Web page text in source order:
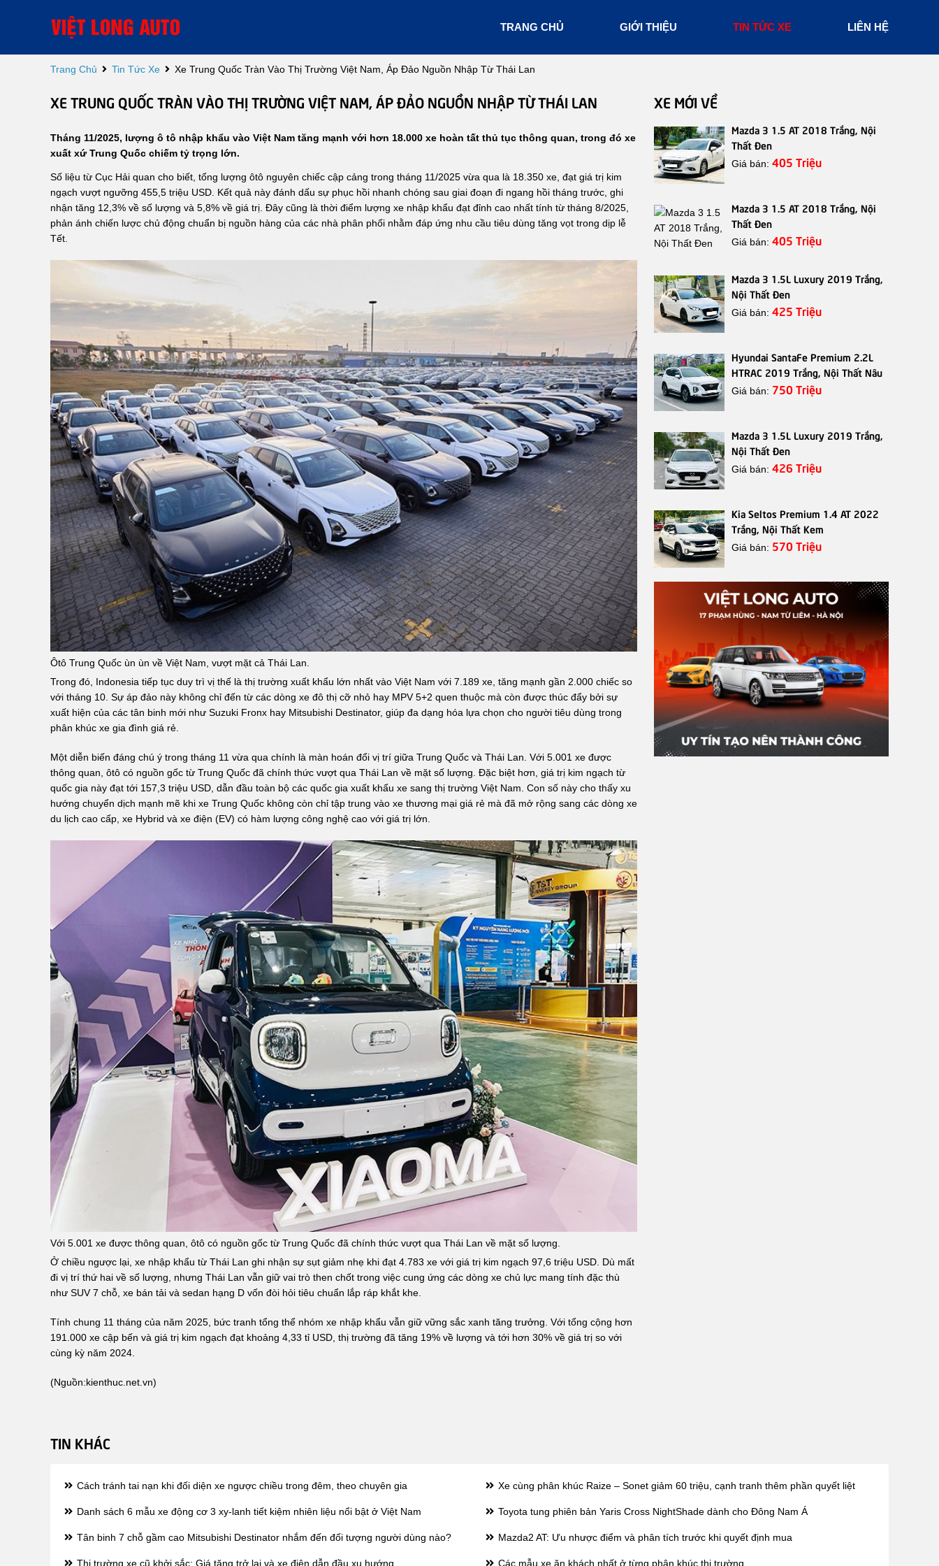
TRANG CHỦ GIỚI THIỆU TIN TỨC XE LIÊN HỆ
Trang Chủ Tin Tức Xe Xe Trung Quốc Tràn Vào Thị Trường Việt Nam, Áp Đảo Nguồn Nhập Từ Thái Lan
XE TRUNG QUỐC TRÀN VÀO THỊ TRƯỜNG VIỆT NAM, ÁP ĐẢO NGUỒN NHẬP TỪ THÁI LAN
Tháng 11/2025, lượng ô tô nhập khẩu vào Việt Nam tăng mạnh với hơn 18.000 xe hoàn tất thủ tục thông quan, trong đó xe
xuất xứ Trung Quốc chiếm tỷ trọng lớn.
Số liệu từ Cục Hải quan cho biết, tổng lượng ôtô nguyên chiếc cập cảng trong tháng 11/2025 vừa qua là 18.350 xe, đạt giá trị kim
ngạch vượt ngưỡng 455,5 triệu USD. Kết quả này đánh dấu sự phục hồi nhanh chóng sau giai đoạn đi ngang hồi tháng trước, ghi
nhận tăng 12,3% về số lượng và 5,8% về giá trị. Đây cũng là thời điểm lượng xe nhập khẩu đạt đỉnh cao nhất tính từ tháng 8/2025,
phản ánh chiến lược chủ động chuẩn bị nguồn hàng của các nhà phân phối nhằm đáp ứng nhu cầu tiêu dùng tăng vọt trong dịp lễ
Tết.
Ôtô Trung Quốc ùn ùn về Việt Nam, vượt mặt cả Thái Lan.
Trong đó, Indonesia tiếp tục duy trì vị thế là thị trường xuất khẩu lớn nhất vào Việt Nam với 7.189 xe, tăng mạnh gần 2.000 chiếc so
với tháng 10. Sự áp đảo này không chỉ đến từ các dòng xe đô thị cỡ nhỏ hay MPV 5+2 quen thuộc mà còn được thúc đẩy bởi sự
xuất hiện của các tân binh mới như Suzuki Fronx hay Mitsubishi Destinator, giúp đa dạng hóa lựa chọn cho người tiêu dùng trong
phân khúc xe gia đình giá rẻ.
Một diễn biến đáng chú ý trong tháng 11 vừa qua chính là màn hoán đổi vị trí giữa Trung Quốc và Thái Lan. Với 5.001 xe được
thông quan, ôtô có nguồn gốc từ Trung Quốc đã chính thức vượt qua Thái Lan về mặt số lượng. Đặc biệt hơn, giá trị kim ngạch từ
quốc gia này đạt tới 157,3 triệu USD, dẫn đầu toàn bộ các quốc gia xuất khẩu xe sang thị trường Việt Nam. Con số này cho thấy xu
hướng chuyển dịch mạnh mẽ khi xe Trung Quốc không còn chỉ tập trung vào xe thương mại giá rẻ mà đã mở rộng sang các dòng xe
du lịch cao cấp, xe Hybrid và xe điện (EV) có hàm lượng công nghệ cao với giá trị lớn.
Với 5.001 xe được thông quan, ôtô có nguồn gốc từ Trung Quốc đã chính thức vượt qua Thái Lan về mặt số lượng.
Ở chiều ngược lại, xe nhập khẩu từ Thái Lan ghi nhận sự sụt giảm nhẹ khi đạt 4.783 xe với giá trị kim ngạch 97,6 triệu USD. Dù mất
đi vị trí thứ hai về số lượng, nhưng Thái Lan vẫn giữ vai trò then chốt trong việc cung ứng các dòng xe chủ lực mang tính đặc thù
như SUV 7 chỗ, xe bán tải và sedan hạng D vốn đòi hỏi tiêu chuẩn lắp ráp khắt khe.
Tính chung 11 tháng của năm 2025, bức tranh tổng thể nhóm xe nhập khẩu vẫn giữ vững sắc xanh tăng trưởng. Với tổng cộng hơn
191.000 xe cập bến và giá trị kim ngạch đạt khoảng 4,33 tỉ USD, thị trường đã tăng 19% về lượng và tới hơn 30% về giá trị so với
cùng kỳ năm 2024.
(Nguồn:kienthuc.net.vn)
XE MỚI VỀ
Mazda 3 1.5 AT 2018 Trắng, Nội
Thất Đen
Giá bán: 405 Triệu
Mazda 3 1.5 AT 2018 Trắng, Nội
Thất Đen
Giá bán: 405 Triệu
Mazda 3 1.5L Luxury 2019 Trắng,
Nội Thất Đen
Giá bán: 425 Triệu
Hyundai SantaFe Premium 2.2L
HTRAC 2019 Trắng, Nội Thất Nâu
Giá bán: 750 Triệu
Mazda 3 1.5L Luxury 2019 Trắng,
Nội Thất Đen
Giá bán: 426 Triệu
Kia Seltos Premium 1.4 AT 2022
Trắng, Nội Thất Kem
Giá bán: 570 Triệu
TIN KHÁC
Cách tránh tai nạn khi đối diện xe ngược chiều trong đêm, theo chuyên gia Xe cùng phân khúc Raize – Sonet giảm 60 triệu, cạnh tranh thêm phần quyết liệt
Danh sách 6 mẫu xe động cơ 3 xy-lanh tiết kiệm nhiên liệu nổi bật ở Việt Nam Toyota tung phiên bản Yaris Cross NightShade dành cho Đông Nam Á
Tân binh 7 chỗ gầm cao Mitsubishi Destinator nhắm đến đối tượng người dùng nào? Mazda2 AT: Ưu nhược điểm và phân tích trước khi quyết định mua
Thị trường xe cũ khởi sắc: Giá tăng trở lại và xe điện dẫn đầu xu hướng Các mẫu xe ăn khách nhất ở từng phân khúc thị trường